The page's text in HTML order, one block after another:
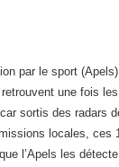
par le sport
une fois
sortis des radars
locales, ces
l’Apels les